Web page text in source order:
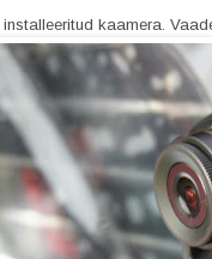
kaamera.